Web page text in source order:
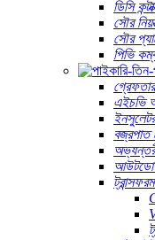
ডিসি
সৌর
সৌর
পিভি
এইচভি
ইনসুলেটর
বজ্রপাত